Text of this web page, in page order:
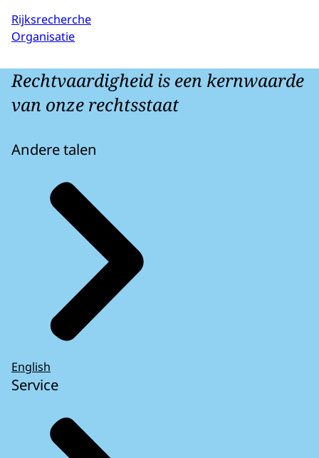
Rijksrecherche
Organisatie
Rechtvaardigheid is een kernwaarde
van onze rechtsstaat
Andere talen
English
Service